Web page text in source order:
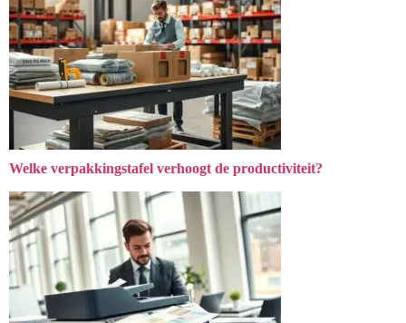
Welke verpakkingstafel verhoogt de productiviteit?